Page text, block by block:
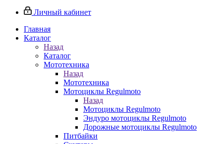
Личный кабинет
Главная
Каталог
Назад
Каталог
Мототехника
Назад
Мототехника
Мотоциклы Regulmoto
Назад
Мотоциклы Regulmoto
Эндуро мотоциклы Regulmoto
Дорожные мотоциклы Regulmoto
Питбайки